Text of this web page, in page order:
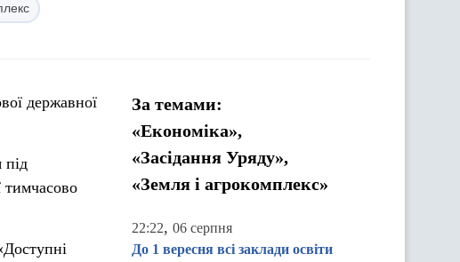
державної
під
тимчасово
За темами:
«Економіка»,
«Засідання Уряду»,
«Земля і агрокомплекс»
22:22, 06 серпня
До 1 вересня всі заклади освіти